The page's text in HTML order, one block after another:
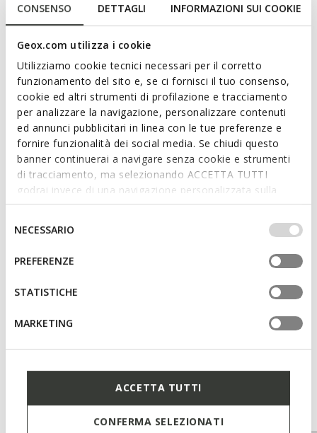
CONSENSO DETTAGLI INFORMAZIONI SUI COOKIE
Geox.com utilizza i cookie
Utilizziamo cookie tecnici necessari per il corretto
funzionamento del sito e, se ci fornisci il tuo consenso,
cookie ed altri strumenti di profilazione e tracciamento
per analizzare la navigazione, personalizzare contenuti
ed annunci pubblicitari in linea con le tue preferenze e
fornire funzionalità dei social media. Se chiudi questo
banner continuerai a navigare senza cookie e strumenti
di tracciamento, ma selezionando ACCETTA TUTTI
godrai invece di una navigazione personalizzata sulla
base dei tuoi gusti ed interessi. Selezionando
IMPOSTAZIONI potrai anche scegliere quali cookies ed
altri strumenti di tracciamento autorizzare. Per maggiori
informazioni o per modificare in qualsiasi momento le
tue impostazioni, visita la nostra
del
consenso
NECESSARIO
PREFERENZE
STATISTICHE
MARKETING
ACCETTA TUTTI
CONFERMA SELEZIONATI
outfits, perfect for both city life and weekend getaways.
ITEM CODE:D6600A085BNC5379
Features
By purchasing this product, you are
supporting Leather Working Group certified
tanneries
Quick and easy to put on
Thickness of sole: 4 cm / 1,6"
Lace and zip fastening; Removable insole
Materials
Technologies
You may also like